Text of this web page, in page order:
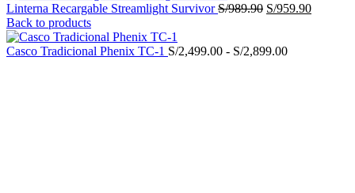
Linterna Recargable Streamlight SurvivorS/989.90 El
era:
S/959.90El
Back to products
Casco Tradicional Phenix TC-1 S/2,499.00 - S/2,899.00Rango